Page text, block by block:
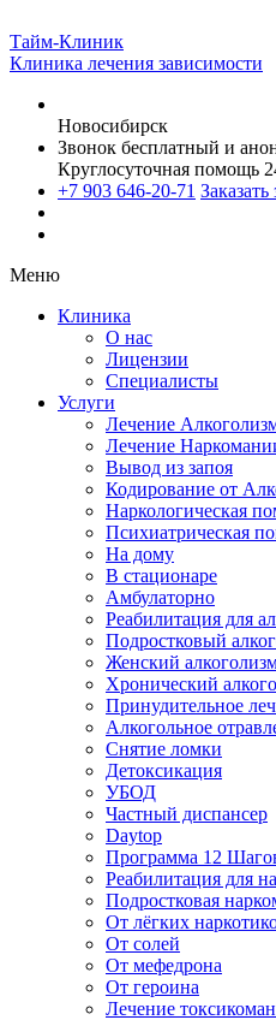
Тайм-Клиник
Клиника лечения зависимости
Новосибирск
Звонок бесплатный и
Круглосуточная помощь
+7 903 646-20-71
Меню
Клиника
О нас
Лицензии
Специалисты
Услуги
Лечение
Лечение
Вывод из запоя
Кодирование от
Наркологическая
Психиатрическая
На дому
В стационаре
Амбулаторно
Реабилитация для
Подростковый
Женский
Хронический
Принудительное
Алкогольное
Снятие ломки
Детоксикация
УБОД
Частный диспансер
Daytop
Программа 12
Реабилитация для
Подростковая
От лёгких
От солей
От мефедрона
От героина
Лечение